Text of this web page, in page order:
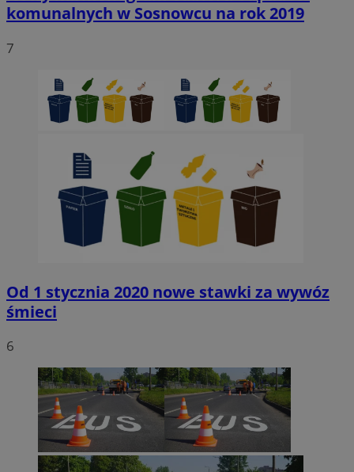
komunalnych w Sosnowcu na rok 2019
7
Od 1 stycznia 2020 nowe stawki za wywóz
śmieci
6
Niesklasyfikowane
Niezbędne pliki cookie umożliwiają korzystanie z podstawowych
strony internetowej, takich jak logowanie użytkownika i zarządzanie
Nazwa
Provider/
Domena
SessID
sosnowiecki.pl
euds .rfihub.com